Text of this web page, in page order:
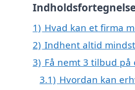
1) Hvad kan et firma
2) Indhent altid
3) Få nemt 3 tilbud
3.1) Hvordan kan